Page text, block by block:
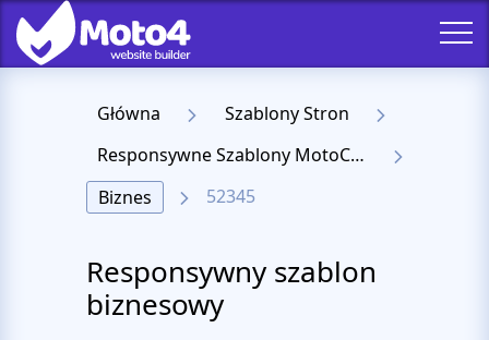
Główna
Szablony Stron
Responsywne Szablony MotoCMS 3
Biznes
52345
Responsywny szablon
biznesowy